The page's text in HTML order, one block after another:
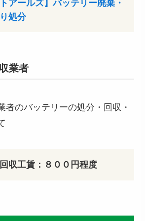
トアールズ】バッテリー廃棄・
処分
業者
者のバッテリーの処分・回収・
収工賃：８００円程度